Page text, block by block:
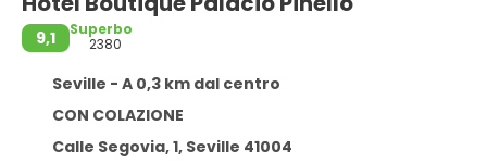
9,1
Superbo
2380
Seville - A 0,3 km dal centro
CON COLAZIONE
Calle Segovia, 1, Seville 41004